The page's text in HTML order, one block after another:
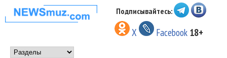
Перейти к основному
содержанию
НОВОСТИ
МУЗЫКИ И
Подписывайтесь:
X Facebook 18+